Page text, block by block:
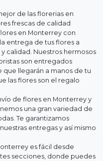
de las florerias en
frescas de calidad
en Monterrey con
entrega de tus flores a
calidad. Nuestros hermosos
son entregados
llegarán a manos de tu
las flores son el regalo
de flores en Monterrey y
una gran variedad de
Te garantizamos
entregas y así mismo
es fácil desde
secciones, donde puedes